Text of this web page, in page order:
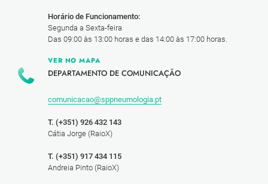
Horário de Funcionamento:
Segunda a Sexta-feira
Das 09:00 às 13:00 horas e das 14:00 às 17:00 horas.
VER NO MAPA
DEPARTAMENTO DE COMUNICAÇÃO
comunicacao@sppneumologia.pt
T. (+351) 926 432 143
Cátia Jorge (RaioX)
T. (+351) 917 434 115
Andreia Pinto (RaioX)